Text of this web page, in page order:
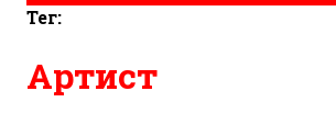
Тег:
Артист